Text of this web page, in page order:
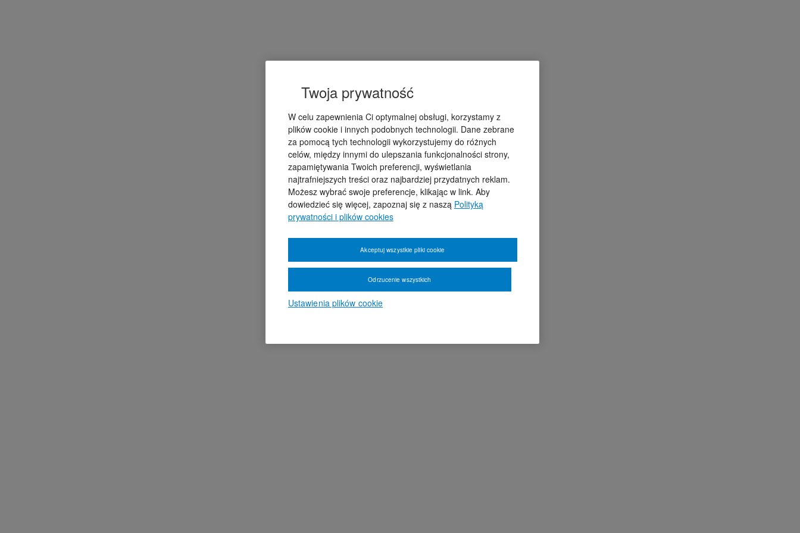
Twoja prywatność
W celu zapewnienia Ci optymalnej obsługi, korzystamy z
plików cookie i innych podobnych technologii. Dane zebrane
za pomocą tych technologii wykorzystujemy do różnych
celów, między innymi do ulepszania funkcjonalności strony,
zapamiętywania Twoich preferencji, wyświetlania
najtrafniejszych treści oraz najbardziej przydatnych reklam.
Możesz wybrać swoje preferencje, klikając w link. Aby
dowiedzieć się więcej, zapoznaj się z naszą Polityką
prywatności i plików cookies
Ustawienia plików cookie
Odrzucenie wszystkich
Akceptuj wszystkie pliki cookie